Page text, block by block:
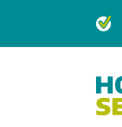
content